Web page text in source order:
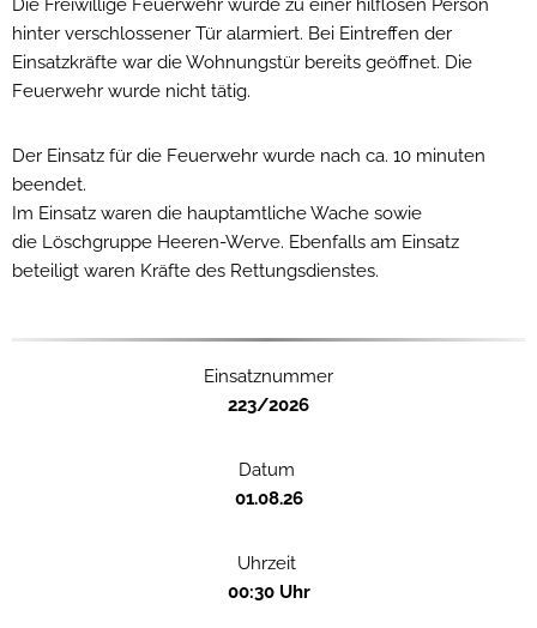
Die Freiwillige Feuerwehr wurde zu einer hilflosen Person
hinter verschlossener Tür alarmiert. Bei Eintreffen der
Einsatzkräfte war die Wohnungstür bereits geöffnet. Die
Feuerwehr wurde nicht tätig.
Der Einsatz für die Feuerwehr wurde nach ca. 10 minuten
beendet.
Im Einsatz waren die hauptamtliche Wache sowie
die Löschgruppe Heeren-Werve. Ebenfalls am Einsatz
beteiligt waren Kräfte des Rettungsdienstes.
Einsatznummer
223/2026
Datum
01.08.26
Uhrzeit
00:30 Uhr